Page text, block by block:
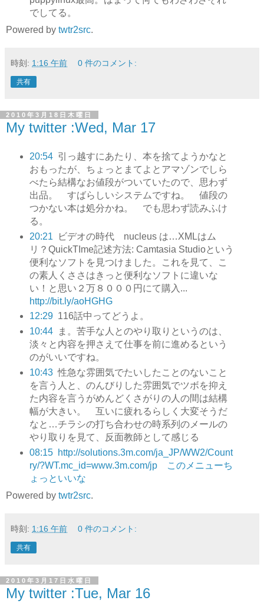
でしてる。
Powered by twtr2src.
時刻: 1:16 午前 0 件のコメント:
共有
2010年3月18日木曜日
My twitter :Wed, Mar 17
20:54 引っ越すにあたり、本を捨てようかなと
おもったが、ちょっとまてよとアマゾンでしら
べたら結構なお値段がついていたので、思わず
出品。 すばらしいシステムですね。 値段の
つかない本は処分かね。 でも思わず読みふけ
る。
20:21
ビデオの時代 nucleus は…XMLはム
リ？QuickTIme記述方法: Camtasia Studioという
便利なソフトを見つけました。これを見て、こ
の素人くささはきっと便利なソフトに違いな
い！と思い２万８０００円にて購入...
http://bit.ly/aoHGHG
12:29 116話中ってどうよ。
10:44
ま。苦手な人とのやり取りというのは、
淡々と内容を押さえて仕事を前に進めるという
のがいいですね。
10:43 性急な雰囲気でたいしたことのないこと
を言う人と、のんびりした雰囲気でツボを抑え
た内容を言うがめんどくさがりの人の間は結構
幅が大きい。 互いに疲れるらしく大変そうだ
なと…チラシの打ち合わせの時系列のメールの
やり取りを見て、反面教師として感じる
08:15
http://solutions.3m.com/ja_JP/WW2/Count
ry/?WT.mc_id=www.3m.com/jp このメニューち
ょっといいな
Powered by twtr2src.
時刻: 1:16 午前 0 件のコメント:
共有
2010年3月17日水曜日
My twitter :Tue, Mar 16